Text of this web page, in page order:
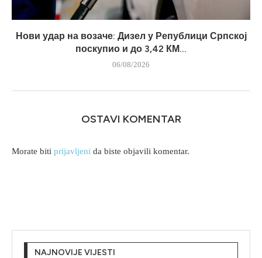
Нови удар на возаче: Дизел у Републици Српској
поскупио и до 3,42 КМ...
06/08/2026
OSTAVI KOMENTAR
Morate biti prijavljeni da biste objavili komentar.
NAJNOVIJE VIJESTI